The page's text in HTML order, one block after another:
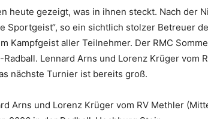
heute gezeigt, was in ihnen steckt. Nach der
Sportgeist“, so ein sichtlich stolzer Betreuer
Kampfgeist aller Teilnehmer. Der RMC
Lennard Arns und Lorenz Krüger
nächste Turnier ist bereits groß.
Arns und Lorenz Krüger vom RV Methler